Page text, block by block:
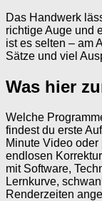
Das Handwerk
richtige Auge und
ist es selten – am
Sätze und viel
Was hier
Welche
findest du erste
Minute Video
endlosen
mit Software,
Lernkurve,
Renderzeiten